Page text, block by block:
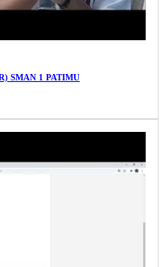
SMAN 1 PATIMU